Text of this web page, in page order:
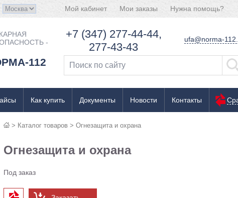
Нужна помощь?
Мои заказы
Мой кабинет
-
112
+7 (347) 277-44-44,
277-43-43
ufa@norma-
Как купить Документы Новости Контакты
> Каталог товаров > Огнезащита и охрана
Огнезащита и охрана
Под заказ